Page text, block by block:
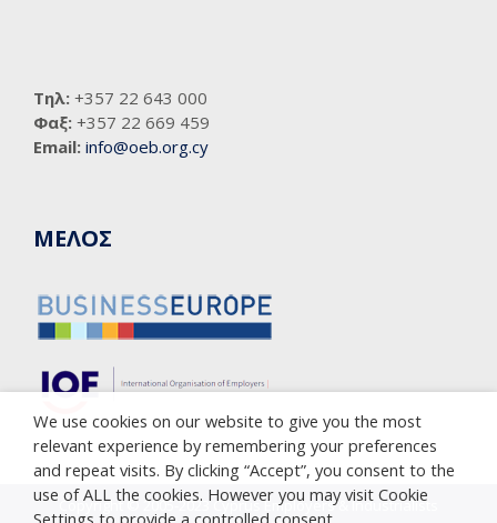
Τηλ: +357 22 643 000
Φαξ: +357 22 669 459
Email: info@oeb.org.cy
ΜΕΛΟΣ
Copyright © 2005-2023 Cyprus Employers & Industrialists
We use cookies on our website to give you the most
relevant experience by remembering your preferences
and repeat visits. By clicking “Accept”, you consent to the
use of ALL the cookies. However you may visit Cookie
Settings to provide a controlled consent.